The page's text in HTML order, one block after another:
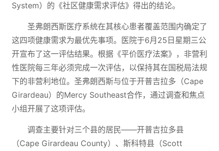
System）的《社区健康需求评估》得出的结论。
圣弗朗西斯医疗系统在其核心患者覆盖范围内确定了
这四项健康需求为最优先事项。医院于6月25日星期三公
开宣布了这一评估结果。根据《平价医疗法案》，非营利
性医院每三年必须完成一次评估，以保持其在国税局法规
下的非营利地位。圣弗朗西斯与位于开普吉拉多（Cape
Girardeau）的Mercy Southeast合作，通过调查和焦点
小组开展了这项评估。
调查主要针对三个县的居民——开普吉拉多县
（Cape Girardeau County）、斯科特县（Scott